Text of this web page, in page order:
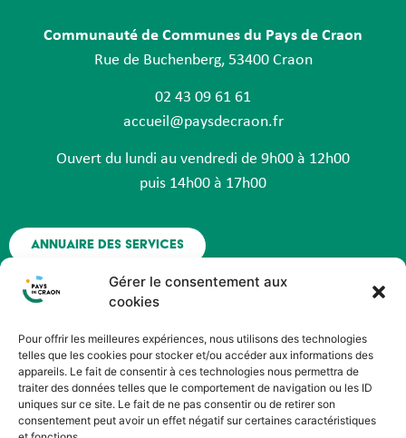
Gérer le consentement aux
cookies
Pour offrir les meilleures expériences, nous utilisons des technologies
telles que les cookies pour stocker et/ou accéder aux informations des
appareils. Le fait de consentir à ces technologies nous permettra de
traiter des données telles que le comportement de navigation ou les ID
uniques sur ce site. Le fait de ne pas consentir ou de retirer son
consentement peut avoir un effet négatif sur certaines caractéristiques
Communauté de Communes du Pays de Craon
Rue de Buchenberg, 53400 Craon
02 43 09 61 61
accueil@paysdecraon.fr
Ouvert du lundi au vendredi de 9h00 à 12h00
puis 14h00 à 17h00
Annuaire des services
Nous contacter
Espace agent - Octime
Suivez nous !